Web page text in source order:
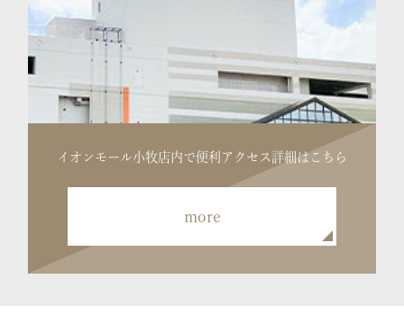
イオンモール小牧店内で便利 アクセス詳細はこちら
more